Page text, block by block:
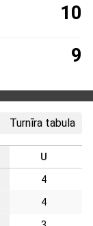
10
9
Turnīra tabula
U
4
4